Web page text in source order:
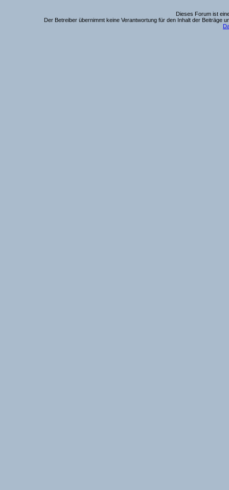
Dieses Forum ist
Der Betreiber übernimmt keine Verantwortung für den Inhalt der Beiträge